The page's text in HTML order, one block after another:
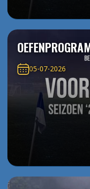
05-07-2026